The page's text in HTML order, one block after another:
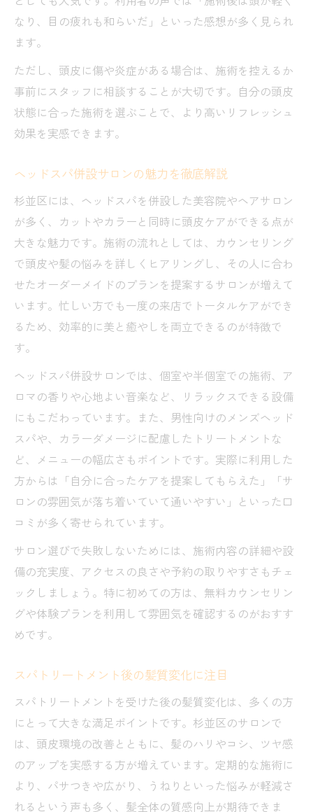
なり、目の疲れも和らいだ」といった感想が多く見られ
ます。
ただし、頭皮に傷や炎症がある場合は、施術を控えるか
事前にスタッフに相談することが大切です。自分の頭皮
状態に合った施術を選ぶことで、より高いリフレッシュ
効果を実感できます。
ヘッドスパ併設サロンの魅力を徹底解説
杉並区には、ヘッドスパを併設した美容院やヘアサロン
が多く、カットやカラーと同時に頭皮ケアができる点が
大きな魅力です。施術の流れとしては、カウンセリング
で頭皮や髪の悩みを詳しくヒアリングし、その人に合わ
せたオーダーメイドのプランを提案するサロンが増えて
います。忙しい方でも一度の来店でトータルケアができ
るため、効率的に美と癒やしを両立できるのが特徴で
す。
ヘッドスパ併設サロンでは、個室や半個室での施術、ア
ロマの香りや心地よい音楽など、リラックスできる設備
にもこだわっています。また、男性向けのメンズヘッド
スパや、カラーダメージに配慮したトリートメントな
ど、メニューの幅広さもポイントです。実際に利用した
方からは「自分に合ったケアを提案してもらえた」「サ
ロンの雰囲気が落ち着いていて通いやすい」といった口
コミが多く寄せられています。
サロン選びで失敗しないためには、施術内容の詳細や設
備の充実度、アクセスの良さや予約の取りやすさもチェ
ックしましょう。特に初めての方は、無料カウンセリン
グや体験プランを利用して雰囲気を確認するのがおすす
めです。
スパトリートメント後の髪質変化に注目
スパトリートメントを受けた後の髪質変化は、多くの方
にとって大きな満足ポイントです。杉並区のサロンで
は、頭皮環境の改善とともに、髪のハリやコシ、ツヤ感
のアップを実感する方が増えています。定期的な施術に
より、パサつきや広がり、うねりといった悩みが軽減さ
れるという声も多く、髪全体の質感向上が期待できま